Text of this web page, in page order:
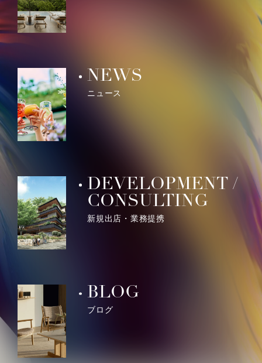
NEWS
ニュース
DEVELOPMENT /
CONSULTING
新規出店・業務提携
BLOG
ブログ